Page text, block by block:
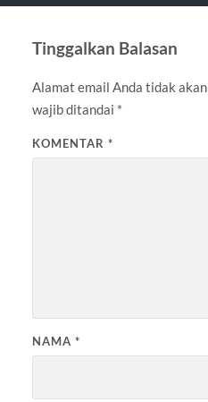
Tinggalkan Balasan
Alamat email Anda tidak
wajib ditandai *
KOMENTAR *
NAMA *